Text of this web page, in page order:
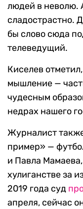
людей в неволю.
сладострастно.
бы слово сюда
телеведущий.
Киселев
мышление —
чудесным
недрах нашего
Журналист
пример» —
и Павла
хулиганстве за
2019 года суд
апреля, сейчас